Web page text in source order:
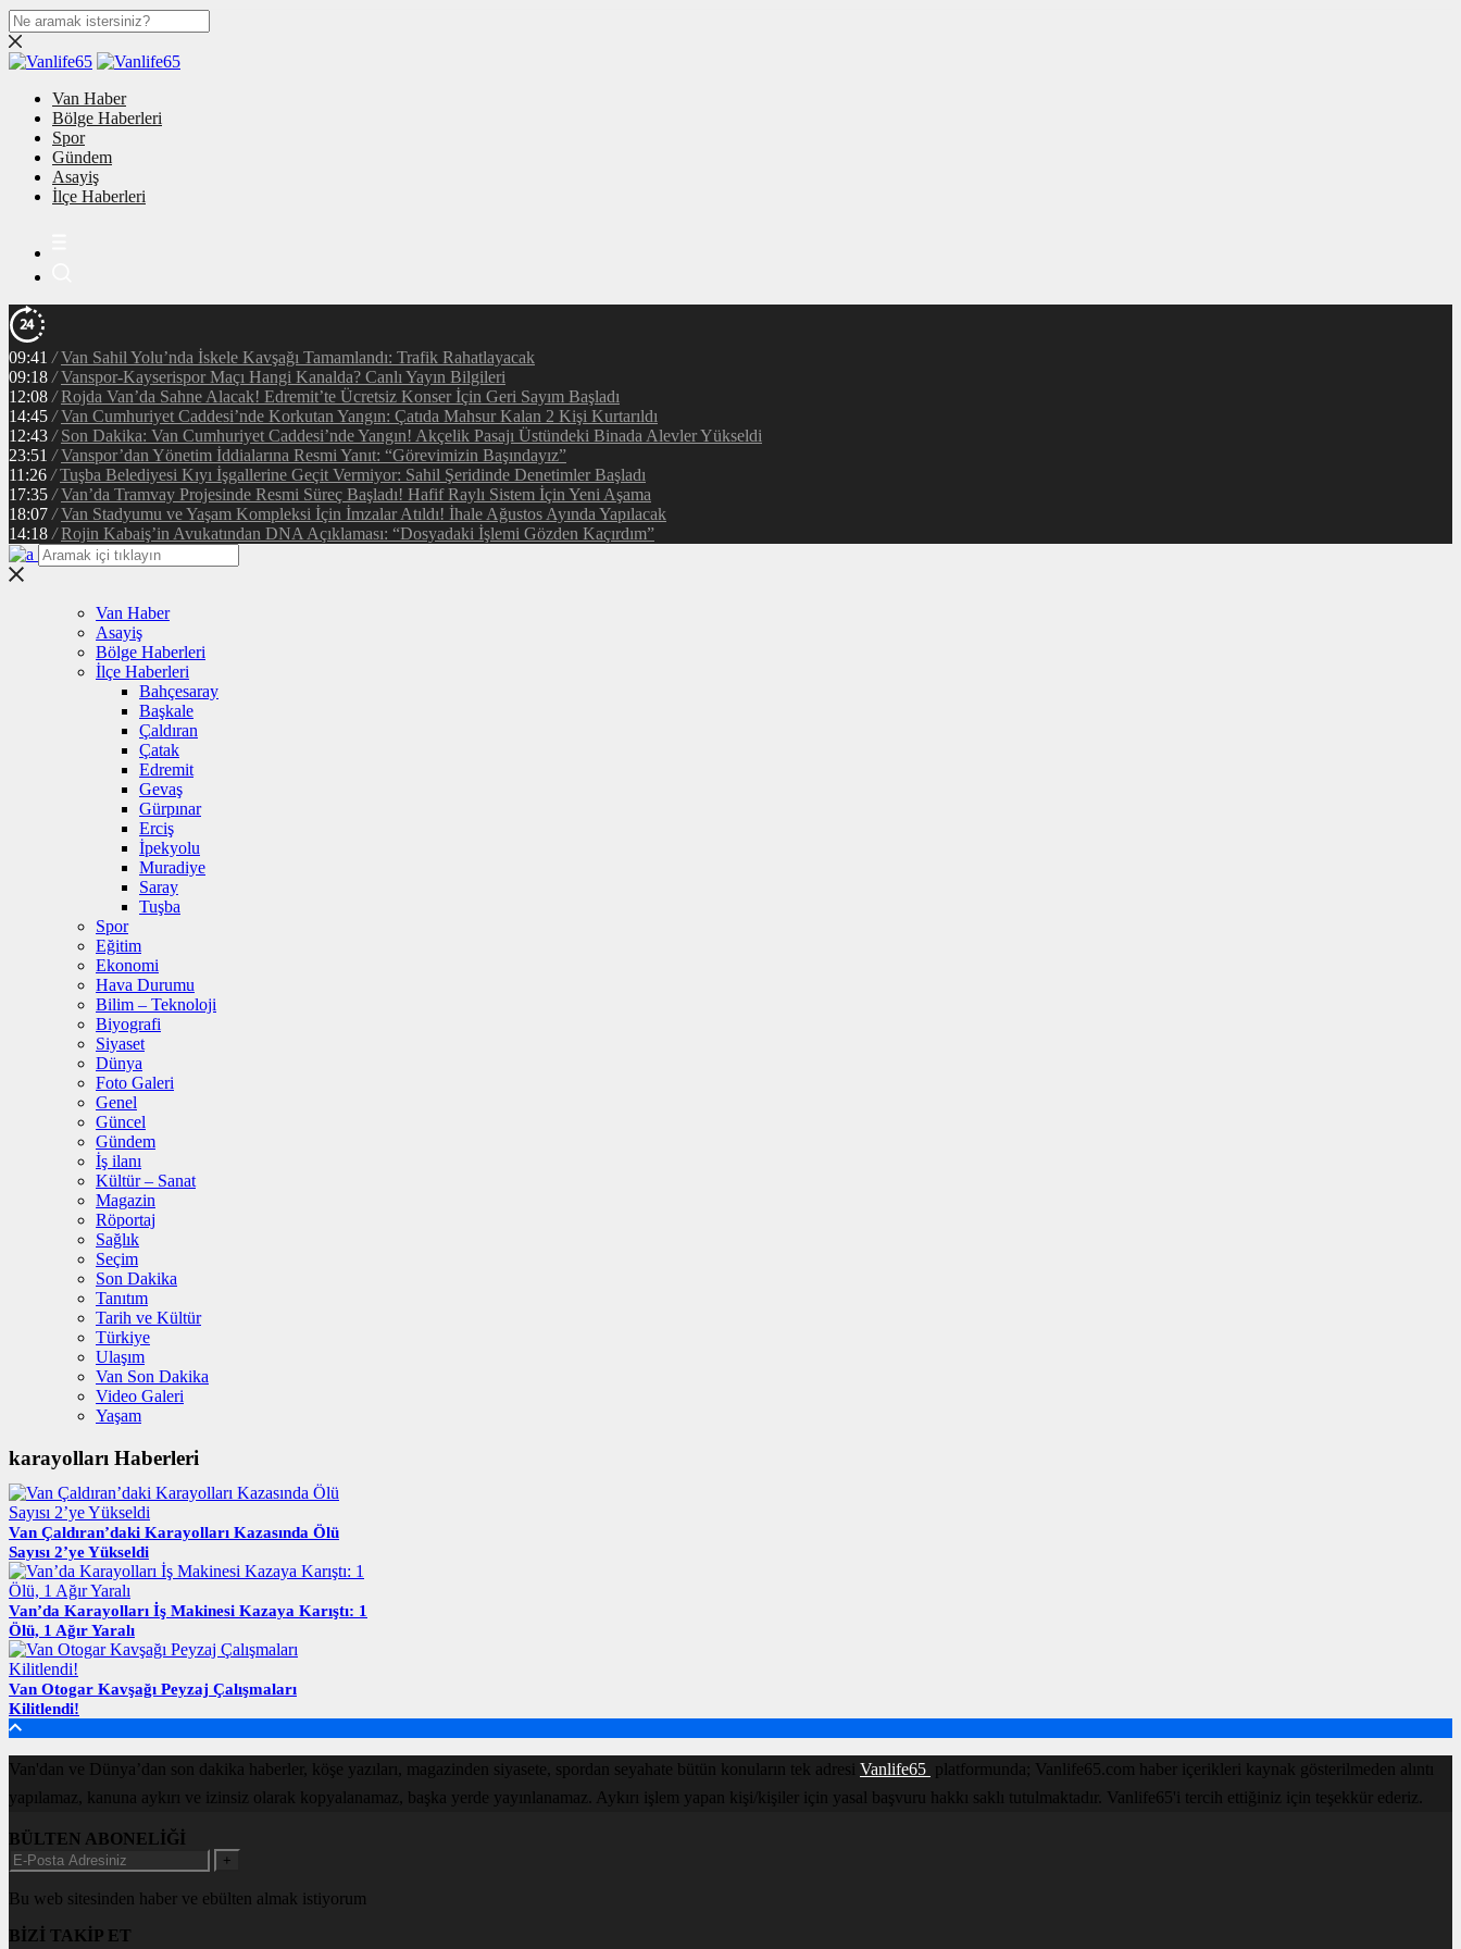
Van Haber
Bölge Haberleri
Spor
Gündem
Asayiş
İlçe Haberleri
09:41 / Van Sahil Yolu’nda İskele Kavşağı Tamamlandı: Trafik Rahatlayacak
09:18 / Vanspor-Kayserispor Maçı Hangi Kanalda? Canlı Yayın Bilgileri
12:08 / Rojda Van’da Sahne Alacak! Edremit’te Ücretsiz Konser İçin Geri Sayım Başladı
14:45 / Van Cumhuriyet Caddesi’nde Korkutan Yangın: Çatıda Mahsur Kalan 2 Kişi Kurtarıldı
12:43 / Son Dakika: Van Cumhuriyet Caddesi’nde Yangın! Akçelik Pasajı Üstündeki Binada Alevler Yükseldi
23:51 / Vanspor’dan Yönetim İddialarına Resmi Yanıt: “Görevimizin Başındayız”
11:26 / Tuşba Belediyesi Kıyı İşgallerine Geçit Vermiyor: Sahil Şeridinde Denetimler Başladı
17:35 / Van’da Tramvay Projesinde Resmi Süreç Başladı! Hafif Raylı Sistem İçin Yeni Aşama
18:07 / Van Stadyumu ve Yaşam Kompleksi İçin İmzalar Atıldı! İhale Ağustos Ayında Yapılacak
14:18 / Rojin Kabaiş’in Avukatından DNA Açıklaması: “Dosyadaki İşlemi Gözden Kaçırdım”
Van Haber
Asayiş
Bölge Haberleri
İlçe Haberleri
Bahçesaray
Başkale
Çaldıran
Çatak
Edremit
Gevaş
Gürpınar
Erciş
İpekyolu
Muradiye
Saray
Tuşba
Spor
Eğitim
Ekonomi
Hava Durumu
Bilim – Teknoloji
Biyografi
Siyaset
Dünya
Foto Galeri
Genel
Güncel
Gündem
İş ilanı
Kültür – Sanat
Magazin
Röportaj
Sağlık
Seçim
Son Dakika
Tanıtım
Tarih ve Kültür
Türkiye
Ulaşım
Van Son Dakika
Video Galeri
Yaşam
karayolları Haberleri
Van Çaldıran’daki Karayolları Kazasında Ölü
Sayısı 2’ye Yükseldi
Van’da Karayolları İş Makinesi Kazaya Karıştı: 1
Ölü, 1 Ağır Yaralı
Van Otogar Kavşağı Peyzaj Çalışmaları
Kilitlendi!
Van'dan ve Dünya’dan son dakika haberler, köşe yazıları, magazinden siyasete, spordan seyahate bütün konuların tek adresi Vanlife65 platformunda; Vanlife65.com haber içerikleri kaynak gösterilmeden alıntı
yapılamaz, kanuna aykırı ve izinsiz olarak kopyalanamaz, başka yerde yayınlanamaz. Aykırı işlem yapan kişi/kişiler için yasal başvuru hakkı saklı tutulmaktadır. Vanlife65'i tercih ettiğiniz için teşekkür ederiz.
BÜLTEN ABONELİĞİ
+
Bu web sitesinden haber ve ebülten almak istiyorum
BİZİ TAKİP ET